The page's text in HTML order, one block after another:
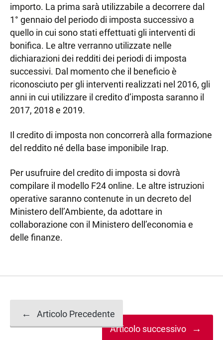
importo. La prima sarà utilizzabile a decorrere dal
1° gennaio del periodo di imposta successivo a
quello in cui sono stati effettuati gli interventi di
bonifica. Le altre verranno utilizzate nelle
dichiarazioni dei redditi dei periodi di imposta
successivi. Dal momento che il beneficio è
riconosciuto per gli interventi realizzati nel 2016, gli
anni in cui utilizzare il credito d’imposta saranno il
2017, 2018 e 2019.
Il credito di imposta non concorrerà alla formazione
del reddito né della base imponibile Irap.
Per usufruire del credito di imposta si dovrà
compilare il modello F24 online. Le altre istruzioni
operative saranno contenute in un decreto del
Ministero dell’Ambiente, da adottare in
collaborazione con il Ministero dell’economia e
delle finanze.
Navigazione
←
Articolo Precedente
Articolo successivo
→